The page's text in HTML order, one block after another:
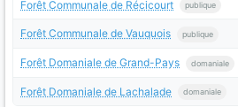
Forêt Communale de Récicourt publique
Forêt Communale de Vauquois publique
Forêt Domaniale de Grand-Pays domaniale
Forêt Domaniale de Lachalade domaniale